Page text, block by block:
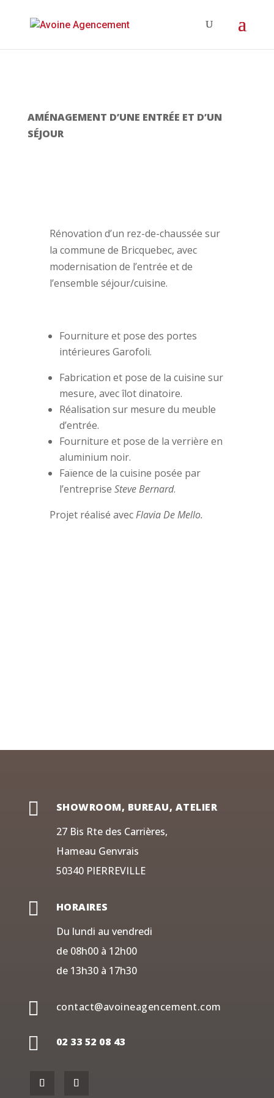
AMÉNAGEMENT D’UNE ENTRÉE ET D’UN
SÉJOUR
Rénovation d’un rez-de-chaussée sur
la commune de Bricquebec, avec
modernisation de l’entrée et de
l’ensemble séjour/cuisine.
Fourniture et pose des portes
intérieures Garofoli.
Fabrication et pose de la cuisine sur
mesure, avec îlot dinatoire.
Réalisation sur mesure du meuble
d’entrée.
Fourniture et pose de la verrière en
aluminium noir.
Faïence de la cuisine posée par
l’entreprise Steve Bernard.
Projet réalisé avecFlavia De Mello.

SHOWROOM, BUREAU, ATELIER
27 Bis Rte des Carrières,
Hameau Genvrais
50340 PIERREVILLE

HORAIRES
Du lundi au vendredi
de 08h00 à 12h00
de 13h30 à 17h30
 contact@avoineagencement.com
 02 33 52 08 43